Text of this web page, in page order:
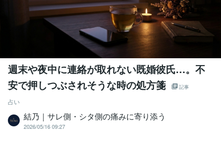
週末や夜中に連絡が取れない既婚彼氏…。不
安で押しつぶされそうな時の処方箋
記事
占い
結乃｜サレ側・シタ側の痛みに寄り添う
2026/05/16 09:27